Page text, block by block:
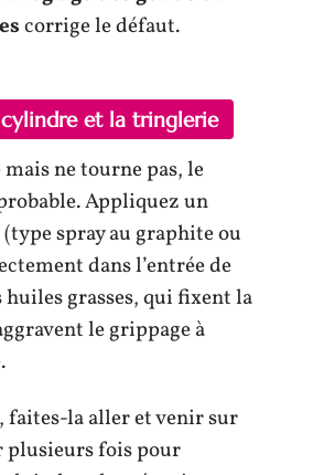
corrige le défaut.
et la tringlerie
ne tourne pas, le
Appliquez un
spray au graphite ou
dans l’entrée de
huiles grasses, qui fixent la
le grippage à
faites-la aller et venir sur
fois pour